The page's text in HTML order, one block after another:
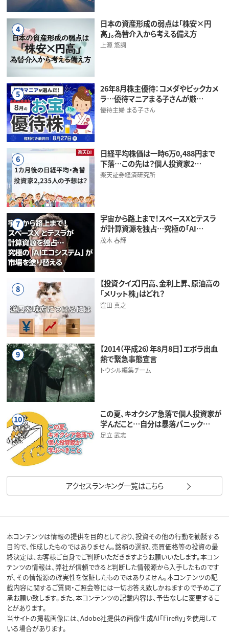
4
日本の資産形成の弱点は「株安×円
高」。為替介入から考える備え方
上源 悠詞
5
26年8月株主優待：コメダやビックカメ
ラ…優待マニアまる子さんが厳…
優待主婦 まる子さん
6
日経平均株価は一時6万0,488円まで
下落…この先は？個人投資家2…
楽天証券経済研究所
7
宇宙から路上まで！スペースXとテスラ
が計算資源を独占…究極の「AI…
茂木 春輝
8
【投資クイズ】円高、金利上昇、原油高の
「メリット株」はどれ？
窪田 真之
9
【2014（平成26）年8月8日】エボラ出血
熱で緊急事態宣言
トウシル編集チーム
10
この夏、キオクシア急落で個人投資家が
学んだこと…自分は暴落パニック…
足立 武志
アクセスランキング一覧はこちら
本コンテンツは情報の提供を目的としており、投資その他の行動を勧誘する
目的で、作成したものではありません。銘柄の選択、売買価格等の投資の最
終決定は、お客様ご自身でご判断いただきますようお願いいたします。本コン
テンツの情報は、弊社が信頼できると判断した情報源から入手したものです
が、その情報源の確実性を保証したものではありません。本コンテンツの記
載内容に関するご質問・ご照会等には一切お答え致しかねますので予めご了
承お願い致します。また、本コンテンツの記載内容は、予告なしに変更するこ
とがあります。
当サイトの掲載画像には、Adobe社提供の画像生成AI「Firefly」を使用して
いる場合があります。